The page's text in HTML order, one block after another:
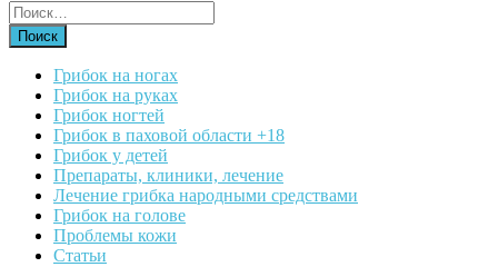
Грибок на ногах
Грибок на руках
Грибок ногтей
Грибок в паховой области +18
Грибок у детей
Препараты, клиники, лечение
Лечение грибка народными средствами
Грибок на голове
Проблемы кожи
Статьи